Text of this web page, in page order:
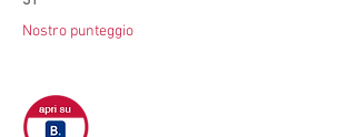
Nostro punteggio